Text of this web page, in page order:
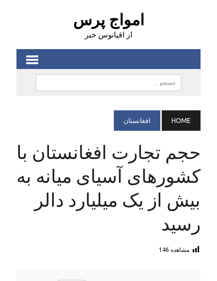
امواج پرس
از اقیانوس خبر
HOME افغانستان
حجم تجارت افغانستان با
کشورهای آسیای میانه به
بیش از یک میلیارد دالر
رسید
مشاهده 146